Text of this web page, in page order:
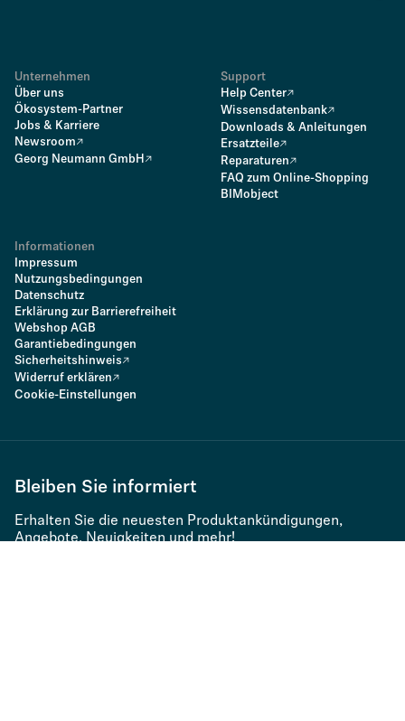
Unternehmen
Über uns
Ökosystem-Partner
Jobs & Karriere
Newsroom
Georg Neumann GmbH
Support
Help Center
Wissensdatenbank
Downloads & Anleitungen
Ersatzteile
Reparaturen
FAQ zum Online-Shopping
BIMobject
Informationen
Impressum
Nutzungsbedingungen
Datenschutz
Erklärung zur Barrierefreiheit
Webshop AGB
Garantiebedingungen
Sicherheitshinweis
Widerruf erklären
Cookie-Einstellungen
Bleiben Sie informiert
Erhalten Sie die neuesten Produktankündigungen,
Angebote, Neuigkeiten und mehr!